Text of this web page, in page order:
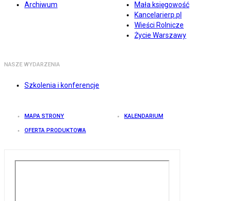
Archiwum
Mała księgowość
Kancelarierp.pl
Wieści Rolnicze
Życie Warszawy
NASZE WYDARZENIA
Szkolenia i konferencje
MAPA STRONY KALENDARIUM
OFERTA PRODUKTOWA